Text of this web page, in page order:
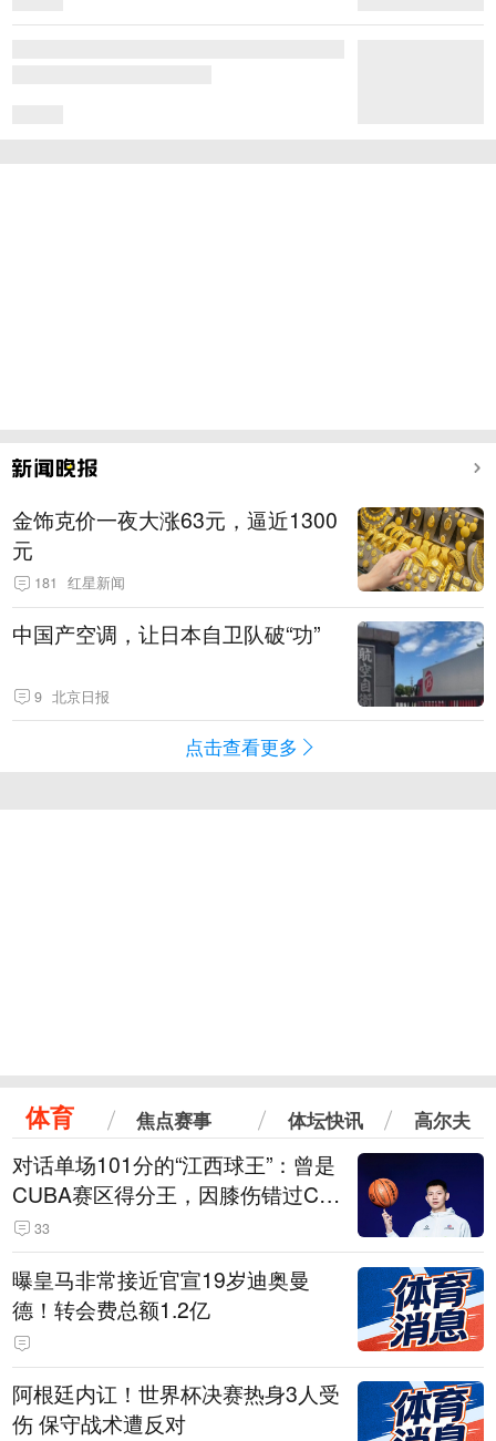
金饰克价一夜大涨63元，逼近1300
元
181 红星新闻
中国产空调，让日本自卫队破“功”
9 北京日报
点击查看更多
体育 焦点赛事 体坛快讯 高尔夫
对话单场101分的“江西球王”：曾是
CUBA赛区得分王，因膝伤错过CB
A选秀
33
曝皇马非常接近官宣19岁迪奥曼
德！转会费总额1.2亿
阿根廷内讧！世界杯决赛热身3人受
伤 保守战术遭反对